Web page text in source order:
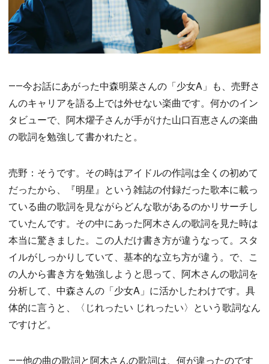
――今お話にあがった中森明菜さんの「少女A」も、売野さ
んのキャリアを語る上では外せない楽曲です。何かのイン
タビューで、阿木燿子さんが手がけた山口百恵さんの楽曲
の歌詞を勉強して書かれたと。
売野：そうです。その時はアイドルの作詞は全くの初めて
だったから、『明星』という雑誌の付録だった歌本に載っ
ている曲の歌詞を見ながらどんな歌があるのかリサーチし
ていたんです。その中にあった阿木さんの歌詞を見た時は
本当に驚きました。この人だけ書き方が違うなって。スタ
イルがしっかりしていて、基本的な立ち方が違う。で、こ
の人から書き方を勉強しようと思って、阿木さんの歌詞を
分析して、中森さんの「少女A」に活かしたわけです。具
体的に言うと、〈じれったい じれったい〉という歌詞なん
ですけど。
――他の曲の歌詞と阿木さんの歌詞は、何が違ったのです